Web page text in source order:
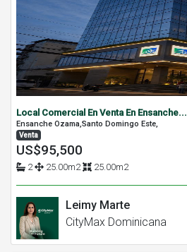
Local Comercial En Venta En Ensanche...
Ensanche Ozama,Santo Domingo Este,
Venta
US$95,500
2 25.00m2 25.00m2
Leimy Marte
CityMax Dominicana